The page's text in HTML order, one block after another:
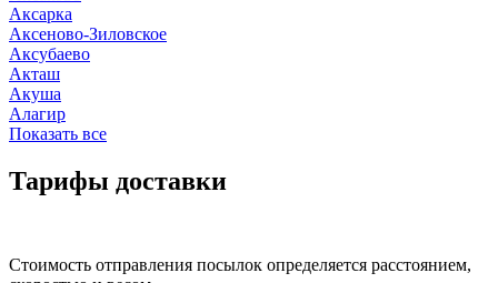
Аксарка
Аксеново-Зиловское
Аксубаево
Акташ
Акуша
Алагир
Показать все
Тарифы доставки
Стоимость отправления посылок определяется расстоянием,